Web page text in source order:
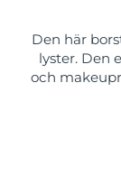
Den här
lyster. Den
och